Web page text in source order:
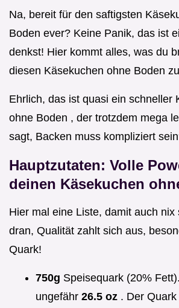
Na, bereit für den saftigsten
Boden ever? Keine Panik, das ist
denkst! Hier kommt alles, was du
diesen Käsekuchen ohne Boden
Ehrlich, das ist quasi ein schneller
ohne Boden , der trotzdem mega
sagt, Backen muss kompliziert
Hauptzutaten: Volle
deinen Käsekuchen
Hier mal eine Liste, damit auch nix
dran, Qualität zahlt sich aus,
Quark!
750g Speisequark (20%
ungefähr 26.5 oz . Der